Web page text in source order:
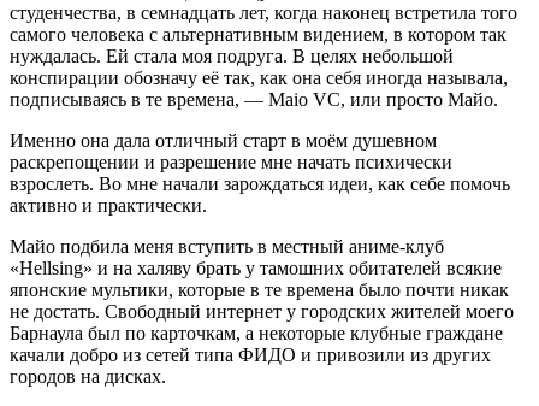
студенчества, в семнадцать лет, когда наконец встретила того
самого человека с альтернативным видением, в котором так
нуждалась. Ей стала моя подруга. В целях небольшой
конспирации обозначу её так, как она себя иногда называла,
подписываясь в те времена, — Maio VC, или просто Майо.
Именно она дала отличный старт в моём душевном
раскрепощении и разрешение мне начать психически
взрослеть. Во мне начали зарождаться идеи, как себе помочь
активно и практически.
Майо подбила меня вступить в местный аниме-клуб
«Hellsing» и на халяву брать у тамошних обитателей всякие
японские мультики, которые в те времена было почти никак
не достать. Свободный интернет у городских жителей моего
Барнаула был по карточкам, а некоторые клубные граждане
качали добро из сетей типа ФИДО и привозили из других
городов на дисках.